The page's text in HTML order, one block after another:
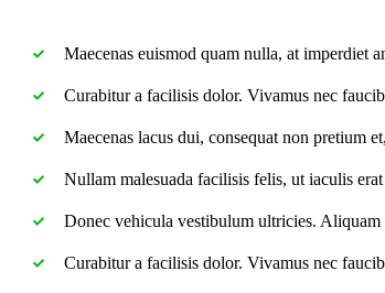
Maecenas euismod quam nulla, at imperdiet
Curabitur a facilisis dolor. Vivamus nec
Maecenas lacus dui, consequat non pretium
Nullam malesuada facilisis felis, ut iaculis
Donec vehicula vestibulum ultricies.
Curabitur a facilisis dolor. Vivamus nec